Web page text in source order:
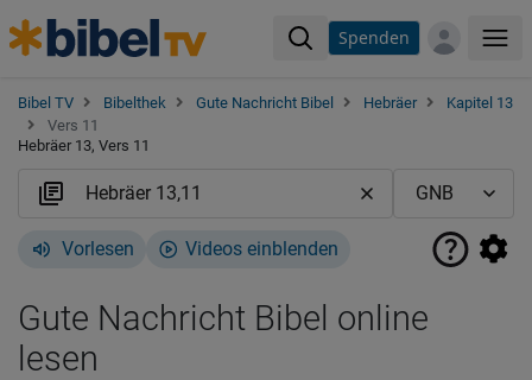
Spenden
Bibel TV Bibelthek Gute Nachricht Bibel Hebräer
Kapitel 13
Vers 11
Hebräer 13, Vers 11
Vorlesen Videos einblenden
Gute Nachricht Bibel online
lesen